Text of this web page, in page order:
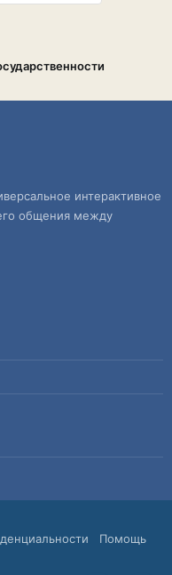
интерактивное
общения между
Помощь